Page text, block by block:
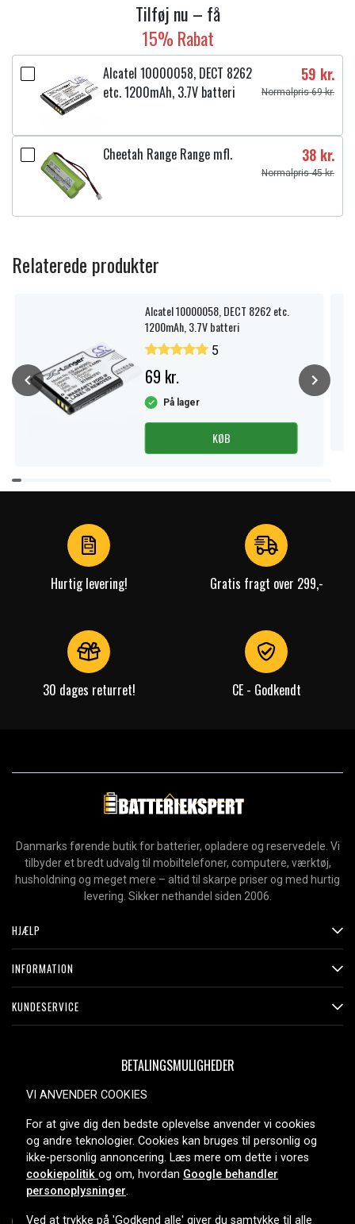
Tilføj nu – få
15% Rabat
Alcatel 10000058, DECT 8262
etc. 1200mAh, 3.7V batteri
59 kr.
Normalpris 69 kr.
Cheetah Range Range mfl. 38 kr.
Normalpris 45 kr.
Relaterede produkter
Alcatel 10000058, DECT 8262 etc.
1200mAh, 3.7V batteri
5
69 kr.
På lager
KØB
Item
1
Hurtig levering! Gratis fragt over 299,-
30 dages returret! CE - Godkendt
Danmarks førende butik for batterier, opladere og reservedele. Vi
tilbyder et bredt udvalg til mobiltelefoner, computere, værktøj,
husholdning og meget mere – altid til skarpe priser og med hurtig
levering. Sikker nethandel siden 2006.
HJÆLP
INFORMATION
KUNDESERVICE
BETALINGSMULIGHEDER
LEVERINGSMULIGHEDER
VI ANVENDER COOKIES
For at give dig den bedste oplevelse anvender vi cookies
og andre teknologier. Cookies kan bruges til personlig og
ikke-personlig annoncering. Læs mere om dette i vores
cookiepolitik og om, hvordan Google behandler
personoplysninger.
Ved at trykke på 'Godkend alle' giver du samtykke til alle